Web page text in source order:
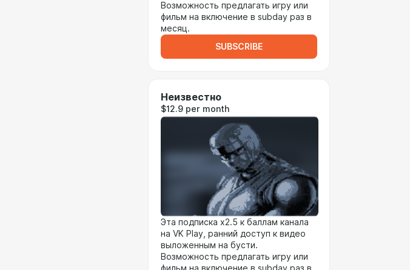
Возможность предлагать игру или
фильм на включение в subday раз в
месяц.
SUBSCRIBE
Неизвестно
$12.9 per month
Эта подписка x2.5 к баллам канала
на VK Play, ранний доступ к видео
выложенным на бусти.
Возможность предлагать игру или